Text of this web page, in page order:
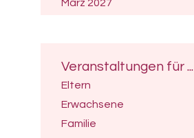
März 2027
Juni 2027
Juli 2027
Veranstaltungen für ...
Eltern
Erwachsene
Familie